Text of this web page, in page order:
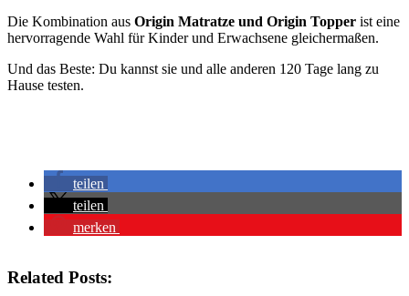
Die Kombination aus Origin Matratze und Origin Topper ist eine
hervorragende Wahl für Kinder und Erwachsene gleichermaßen.
Und das Beste: Du kannst sie und alle anderen 120 Tage lang zu
Hause testen.
teilen
teilen
merken
Related Posts: